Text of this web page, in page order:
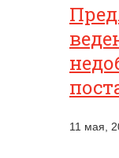
11 мая,